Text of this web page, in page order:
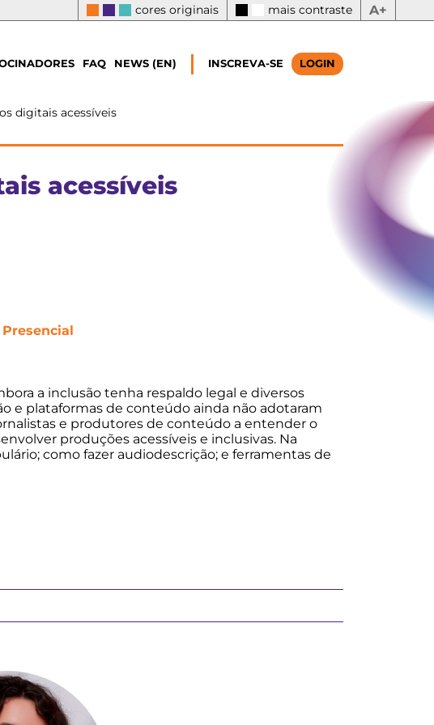
cores originais mais contraste A+
FAQ NEWS (EN) INSCREVA-SE LOGIN
digitais acessíveis
acessíveis
Presencial
a inclusão tenha respaldo legal e diversos
e plataformas de conteúdo ainda não adotaram
e produtores de conteúdo a entender o
produções acessíveis e inclusivas. Na
como fazer audiodescrição; e ferramentas de